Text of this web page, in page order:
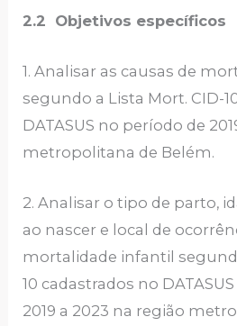
2.2 Objetivos específicos
1. Analisar as causas de
segundo a Lista Mort. CID-
DATASUS no período de
metropolitana de Belém.
2. Analisar o tipo de parto,
ao nascer e local de
mortalidade infantil
10 cadastrados no
2019 a 2023 na região